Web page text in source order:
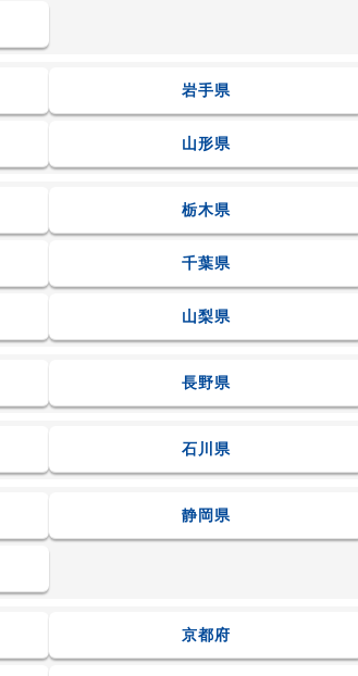
岩手県
山形県
栃木県
千葉県
山梨県
長野県
石川県
静岡県
京都府